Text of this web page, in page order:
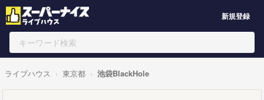
新規登録
ライブハウス 東京都 池袋BlackHole